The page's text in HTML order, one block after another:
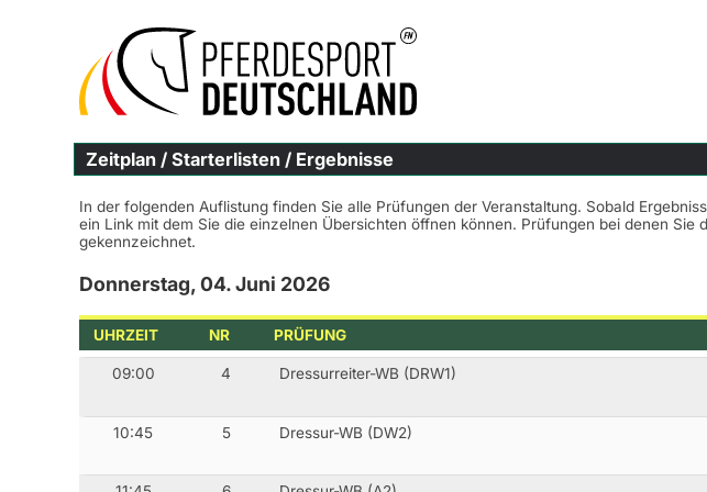
Zeitplan / Starterlisten / Ergebnisse
In der folgenden Auflistung finden Sie alle Prüfungen der Veranstaltung. Sobald
ein Link mit dem Sie die einzelnen Übersichten öffnen können. Prüfungen bei denen
gekennzeichnet.
Donnerstag, 04. Juni 2026
UHRZEIT NR PRÜFUNG
09:00 4 Dressurreiter-WB (DRW1)
10:45 5 Dressur-WB (DW2)